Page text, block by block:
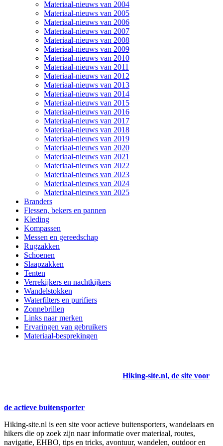
Materiaal-nieuws van 2004
Materiaal-nieuws van 2005
Materiaal-nieuws van 2006
Materiaal-nieuws van 2007
Materiaal-nieuws van 2008
Materiaal-nieuws van 2009
Materiaal-nieuws van 2010
Materiaal-nieuws van 2011
Materiaal-nieuws van 2012
Materiaal-nieuws van 2013
Materiaal-nieuws van 2014
Materiaal-nieuws van 2015
Materiaal-nieuws van 2016
Materiaal-nieuws van 2017
Materiaal-nieuws van 2018
Materiaal-nieuws van 2019
Materiaal-nieuws van 2020
Materiaal-nieuws van 2021
Materiaal-nieuws van 2022
Materiaal-nieuws van 2023
Materiaal-nieuws van 2024
Materiaal-nieuws van 2025
Branders
Flessen, bekers en pannen
Kleding
Kompassen
Messen en gereedschap
Rugzakken
Schoenen
Slaapzakken
Tenten
Verrekijkers en nachtkijkers
Wandelstokken
Waterfilters en purifiers
Zonnebrillen
Links naar merken
Ervaringen van gebruikers
Materiaal-besprekingen
Hiking-site.nl, de site voor
de actieve buitensporter
Hiking-site.nl is een site voor actieve buitensporters, wandelaars en
hikers die op zoek zijn naar informatie over materiaal, routes,
navigatie, EHBO, tips en tricks, avontuur, wandelen, outdoor en